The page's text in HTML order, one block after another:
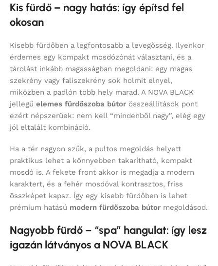
Kis fürdő – nagy hatás: így építsd fel
okosan
Kisebb fürdőben a legfontosabb a levegősség. Ilyenkor
érdemes egy kompakt mosdózónát választani, és a
tárolást inkább magasságban megoldani: egy magas
szekrény vagy faliszekrény sok holmit elnyel,
miközben a padlón több hely marad. A NOVA BLACK
jellegű elemes fürdőszoba bútor összeállítások pont
ezért népszerűek: nem kell “mindenből nagy”, elég egy
jól eltalált kombináció.
Ha a tér nagyon szűk, a pultos megoldás helyett
praktikus lehet a könnyebben takarítható, kompakt
mosdó is. A fekete front akkor is megadja a modern
karaktert, és a fehér mosdóval kontrasztos, friss
összképet kapsz. Így egy kisebb fürdőben is lehet
prémium hatású modern fürdőszoba bútor megoldásod.
Nagyobb fürdő – “spa” hangulat: így lesz
igazán látványos a NOVA BLACK